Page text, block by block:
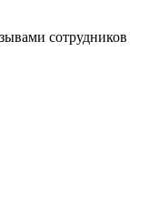
сотрудников